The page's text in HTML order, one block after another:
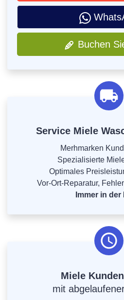
Buchen
Service Miele
Merhmarken
Spezialisierte
Optimales
Vor-Ort-Reparatur,
Immer in der
Miele
mit